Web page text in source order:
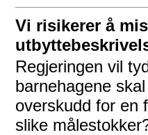
Vi risikerer å
Regjeringen vil
barnehagene
overskudd for en
slike